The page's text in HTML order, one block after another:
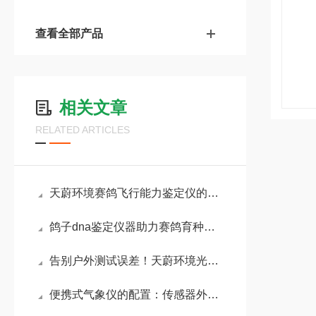
查看全部产品
相关文章
RELATED ARTICLES
天蔚环境赛鸽飞行能力鉴定仪的核心功能有多强？功能差距一目了然
鸽子dna鉴定仪器助力赛鸽育种项目：可优化配对策略，提升后代竞翔性能
告别户外测试误差！天蔚环境光伏组件功率测试仪自带STC标准换算优势
便携式气象仪的配置：传感器外壳采用进口ABS材质，防护等级达IP65以上